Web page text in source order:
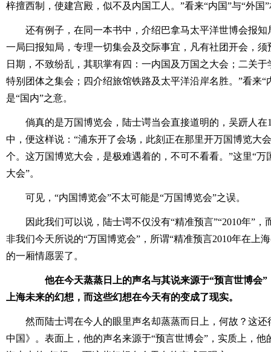
梓擅西制，使建宫殿，似不及内国工人。”看来“内国”与“外国
还有例子，在同一本书中，介绍巴拿马太平洋世博会报
一局曰报知局，专理一切集会及交际事宜，凡有社团开会，
日期，不致纷乱，其职掌有四：一内国及万国之大会；二关
特别团体之集会；四介绍旅馆铁路及太平洋沿岸名胜。”看来“
是“国内”之意。
倘真的是万国博览会，陆士谔当会直接道明的，吴趼人在
中，便这样说：“浦东开了会场，此刻正在那里开万国博览大
个。这万国博览大会，是极难遇着的，不可不看看。”这里“万
大会”。
可见，“内国博览会”不太可能是“万国博览会”之误。
因此我们可以说，陆士谔不仅没有“精准预言”“2010年”，
非我们今天所说的“万国博览会”，所谓“精准预言2010年在上
的一厢情愿罢了。
他在今天蒸蒸日上的声名与其说来源于“预言世博会”
上海未来的幻想，而这些幻想在今天有的变成了现实。
然而陆士谔在今人的眼里声名却蒸蒸而日上，何故？这
中国》。表面上，他的声名来源于“预言世博会”，实质上，